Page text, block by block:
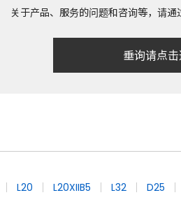
关于产品、服务的问题和咨询等，请通
垂询请点
L20 L20XIIB5 L32 D25